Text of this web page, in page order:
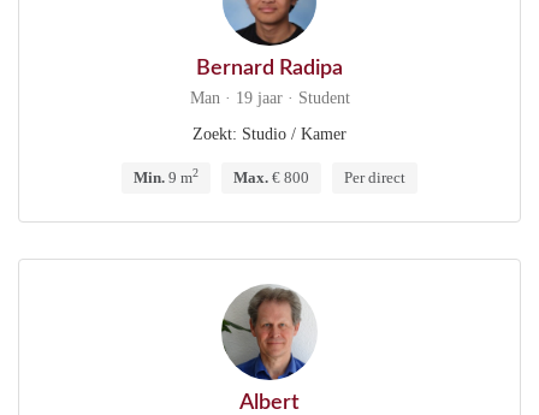
Bernard Radipa
Man · 19 jaar · Student
Zoekt: Studio / Kamer
Min. 9 m2 Max. € 800 Per direct
Albert